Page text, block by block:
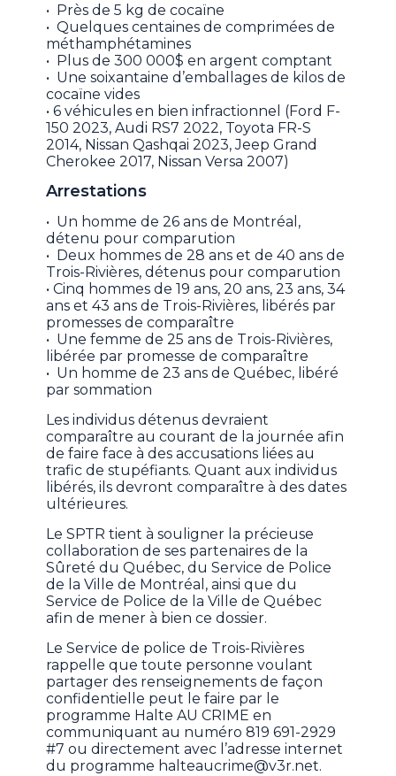
• Près de 5 kg de cocaïne
• Quelques centaines de comprimées de
méthamphétamines
• Plus de 300 000$ en argent comptant
• Une soixantaine d’emballages de kilos de
cocaïne vides
• 6 véhicules en bien infractionnel (Ford F-
150 2023, Audi RS7 2022, Toyota FR-S
2014, Nissan Qashqai 2023, Jeep Grand
Cherokee 2017, Nissan Versa 2007)
Arrestations
• Un homme de 26 ans de Montréal,
détenu pour comparution
• Deux hommes de 28 ans et de 40 ans de
Trois-Rivières, détenus pour comparution
• Cinq hommes de 19 ans, 20 ans, 23 ans, 34
ans et 43 ans de Trois-Rivières, libérés par
promesses de comparaître
• Une femme de 25 ans de Trois-Rivières,
libérée par promesse de comparaître
• Un homme de 23 ans de Québec, libéré
par sommation
Les individus détenus devraient
comparaître au courant de la journée afin
de faire face à des accusations liées au
trafic de stupéfiants. Quant aux individus
libérés, ils devront comparaître à des dates
ultérieures.
Le SPTR tient à souligner la précieuse
collaboration de ses partenaires de la
Sûreté du Québec, du Service de Police
de la Ville de Montréal, ainsi que du
Service de Police de la Ville de Québec
afin de mener à bien ce dossier.
Le Service de police de Trois-Rivières
rappelle que toute personne voulant
partager des renseignements de façon
confidentielle peut le faire par le
programme Halte AU CRIME en
communiquant au numéro 819 691-2929
#7 ou directement avec l’adresse internet
du programme halteaucrime@v3r.net.